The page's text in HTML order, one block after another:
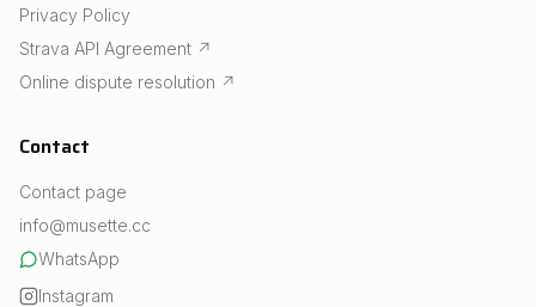
Privacy Policy
Strava API Agreement ↗
Online dispute resolution ↗
Contact
Contact page
info@musette.cc
WhatsApp
Instagram